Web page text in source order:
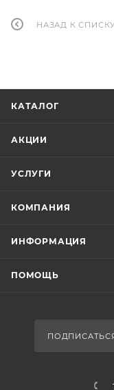
НАЗАД К СПИСКУ
КАТАЛОГ
АКЦИИ
УСЛУГИ
КОМПАНИЯ
ИНФОРМАЦИЯ
ПОМОЩЬ